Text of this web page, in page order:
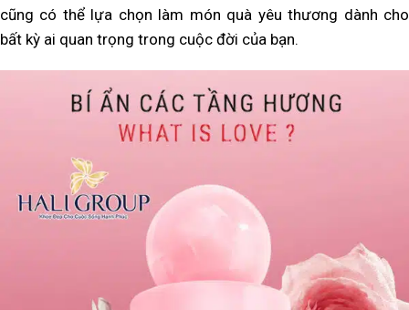
cũng có thể lựa chọn làm món quà yêu thương dành cho
bất kỳ ai quan trọng trong cuộc đời của bạn.